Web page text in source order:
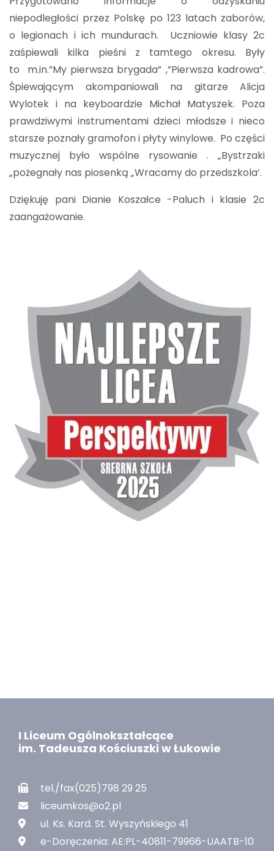
niepodległości przez Polskę po 123 latach zaborów,
o legionach i ich mundurach. Uczniowie klasy 2c
zaśpiewali kilka pieśni z tamtego okresu. Były
to m.in.”My pierwsza brygada” ,”Pierwsza kadrowa”.
Śpiewającym akompaniowali na gitarze Alicja
Wylotek i na keyboardzie Michał Matyszek. Poza
prawdziwymi instrumentami dzieci młodsze i nieco
starsze poznały gramofon i płyty winylowe. Po części
muzycznej było wspólne rysowanie . „Bystrzaki
„pożegnały nas piosenką „Wracamy do przedszkola’.
Dziękuję pani Dianie Koszałce -Paluch i klasie 2c
zaangażowanie.
I Liceum Ogólnokształcące
im. Tadeusza Kościuszki w Łukowie
tel./fax(025)798 29 25
liceumkos@o2.pl
ul. Ks. Kard. St. Wyszyńskiego 41
e-Doręczenia: AE:PL-40811-79966-UAATB-10